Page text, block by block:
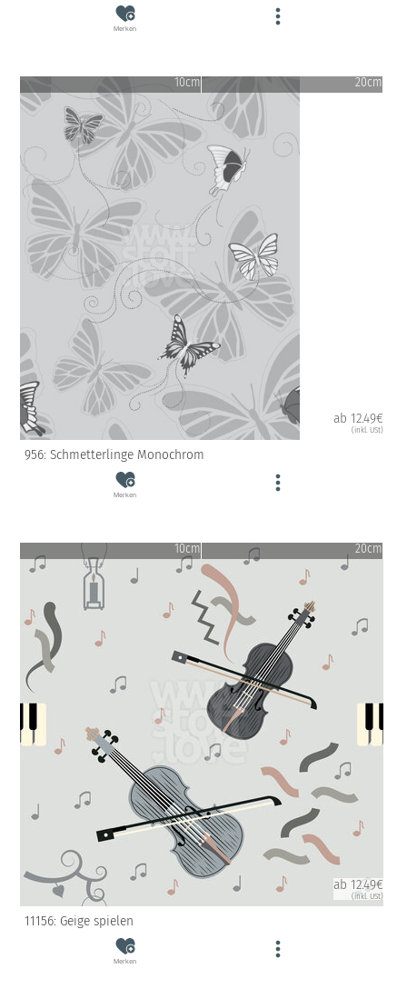
Merken
10cm 20cm
ab 12.49€
(inkl. USt)
956: Schmetterlinge Monochrom
Merken
10cm 20cm
ab 12.49€
(inkl. USt)
11156: Geige spielen
Merken